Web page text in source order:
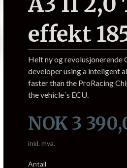
effekt
Helt ny og
developer using a inteligent
faster than the ProRacing
the vehicle´s ECU.
Pris
NOK 3
inkl. mva.
Antall